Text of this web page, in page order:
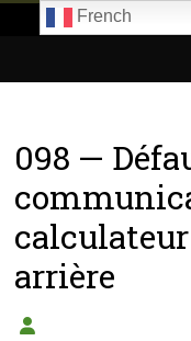
E85.com
passion
boîtier
éthanol
098 —
arrière
French